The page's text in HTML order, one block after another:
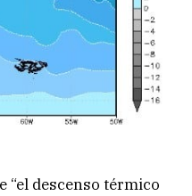
“el descenso térmico